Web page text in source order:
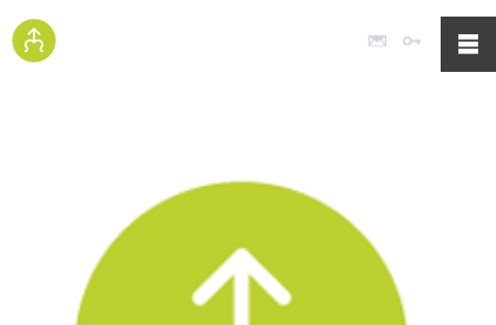
Poczta